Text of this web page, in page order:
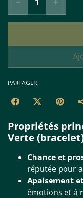
PARTAGER
Propriétés
Verte
Chance et
réputée pour
Apaisement
émotions et à